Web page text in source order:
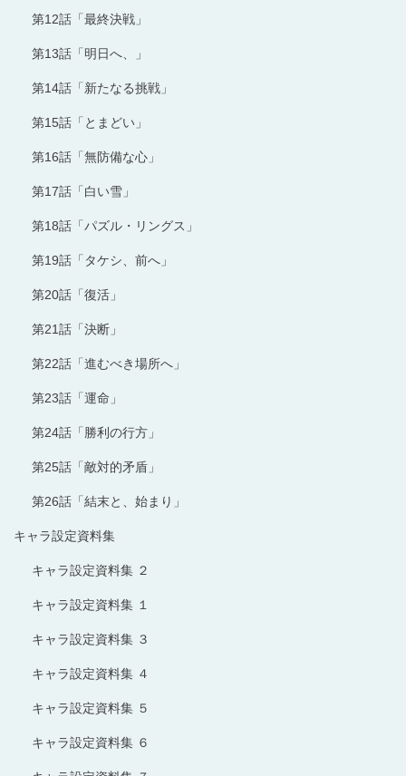
第12話「最終決戦」
第13話「明日へ、」
第14話「新たなる挑戦」
第15話「とまどい」
第16話「無防備な心」
第17話「白い雪」
第18話「パズル・リングス」
第19話「タケシ、前へ」
第20話「復活」
第21話「決断」
第22話「進むべき場所へ」
第23話「運命」
第24話「勝利の行方」
第25話「敵対的矛盾」
第26話「結末と、始まり」
キャラ設定資料集
キャラ設定資料集 ２
キャラ設定資料集 １
キャラ設定資料集 ３
キャラ設定資料集 ４
キャラ設定資料集 ５
キャラ設定資料集 ６